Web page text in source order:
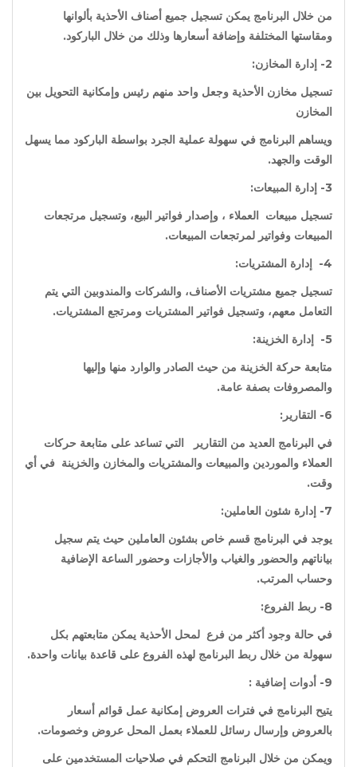
من خلال البرنامج يمكن تسجيل جميع أصناف الأحذية بألوانها
ومقاستها المختلفة وإضافة أسعارها وذلك من خلال الباركود.
2- إدارة المخازن:
تسجيل مخازن الأحذية وجعل واحد منهم رئيس وإمكانية التحويل بين
المخازن
ويساهم البرنامج في سهولة عملية الجرد بواسطة الباركود مما يسهل
الوقت والجهد.
3- إدارة المبيعات:
تسجيل مبيعات العملاء ، وإصدار فواتير البيع، وتسجيل مرتجعات
المبيعات وفواتير لمرتجعات المبيعات.
4- إدارة المشتريات:
تسجيل جميع مشتريات الأصناف، والشركات والمندوبين التي يتم
التعامل معهم، وتسجيل فواتير المشتريات ومرتجع المشتريات.
5- إدارة الخزينة:
متابعة حركة الخزينة من حيث الصادر والوارد منها وإليها
والمصروفات بصفة عامة.
6- التقارير:
في البرنامج العديد من التقارير التي تساعد على متابعة حركات
العملاء والموردين والمبيعات والمشتريات والمخازن والخزينة في أي
وقت.
7- إدارة شئون العاملين:
يوجد في البرنامج قسم خاص بشئون العاملين حيث يتم سجيل
بياناتهم والحضور والغياب والأجازات وحضور الساعة الإضافية
وحساب المرتب.
8- ربط الفروع:
في حالة وجود أكثر من فرع لمحل الأحذية يمكن متابعتهم بكل
سهولة من خلال ربط البرنامج لهذه الفروع على قاعدة بيانات واحدة.
9- أدوات إضافية :
يتيح البرنامج في فترات العروض إمكانية عمل قوائم أسعار
بالعروض وإرسال رسائل للعملاء بعمل المحل عروض وخصومات.
ويمكن من خلال البرنامج التحكم في صلاحيات المستخدمين على